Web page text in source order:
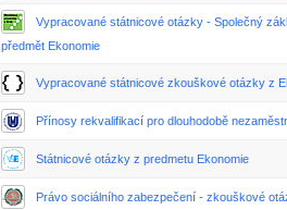
Vypracované státnicové otázky - Společný
předmět Ekonomie
Vypracované státnicové zkouškové otázky z
Přínosy rekvalifikací pro dlouhodobě
Státnicové otázky z predmetu Ekonomie
Právo sociálního zabezpečení - zkouškové